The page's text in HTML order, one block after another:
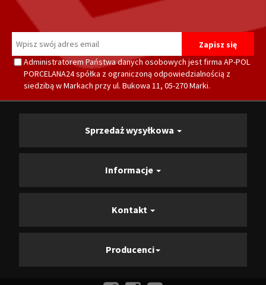
Administratorem Państwa danych osobowych jest firma AP-POL
PORCELANA24 spółka z ograniczoną odpowiedzialnością z
siedzibą w Markach przy ul. Bukowa 11, 05-270 Marki.
Sprzedaż wysyłkowa
Informacje
Kontakt
Producenci